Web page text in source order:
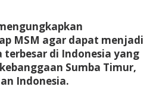
MSM agar dapat menjadi
terbesar di Indonesia yang
Sumba Timur,
Indonesia.